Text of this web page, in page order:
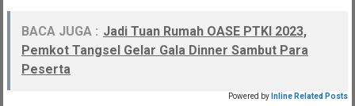
BACA JUGA : Jadi Tuan Rumah OASE PTKI 2023,
Pemkot Tangsel Gelar Gala Dinner Sambut Para
Peserta
Powered by Inline Related Posts